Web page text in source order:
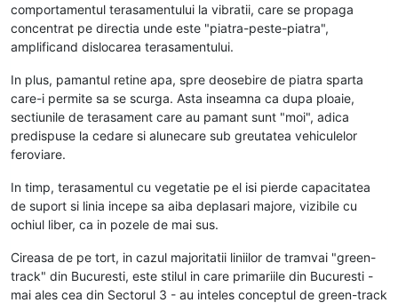
comportamentul terasamentului la vibratii, care se propaga
concentrat pe directia unde este "piatra-peste-piatra",
amplificand dislocarea terasamentului.
In plus, pamantul retine apa, spre deosebire de piatra sparta
care-i permite sa se scurga. Asta inseamna ca dupa ploaie,
sectiunile de terasament care au pamant sunt "moi", adica
predispuse la cedare si alunecare sub greutatea vehiculelor
feroviare.
In timp, terasamentul cu vegetatie pe el isi pierde capacitatea
de suport si linia incepe sa aiba deplasari majore, vizibile cu
ochiul liber, ca in pozele de mai sus.
Cireasa de pe tort, in cazul majoritatii liniilor de tramvai "green-
track" din Bucuresti, este stilul in care primariile din Bucuresti -
mai ales cea din Sectorul 3 - au inteles conceptul de green-track